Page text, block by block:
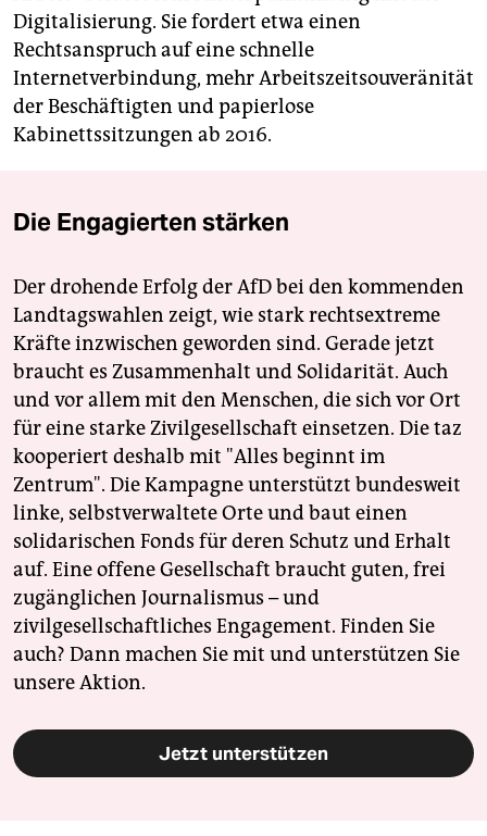
Digitalisierung. Sie fordert etwa einen
Rechtsanspruch auf eine schnelle
Internetverbindung, mehr Arbeitszeitsouveränität
der Beschäftigten und papierlose
Kabinettssitzungen ab 2016.
Die Engagierten stärken
Der drohende Erfolg der AfD bei den kommenden
Landtagswahlen zeigt, wie stark rechtsextreme
Kräfte inzwischen geworden sind. Gerade jetzt
braucht es Zusammenhalt und Solidarität. Auch
und vor allem mit den Menschen, die sich vor Ort
für eine starke Zivilgesellschaft einsetzen. Die taz
kooperiert deshalb mit "Alles beginnt im
Zentrum". Die Kampagne unterstützt bundesweit
linke, selbstverwaltete Orte und baut einen
solidarischen Fonds für deren Schutz und Erhalt
auf. Eine offene Gesellschaft braucht guten, frei
zugänglichen Journalismus – und
zivilgesellschaftliches Engagement. Finden Sie
auch? Dann machen Sie mit und unterstützen Sie
unsere Aktion.
Jetzt unterstützen